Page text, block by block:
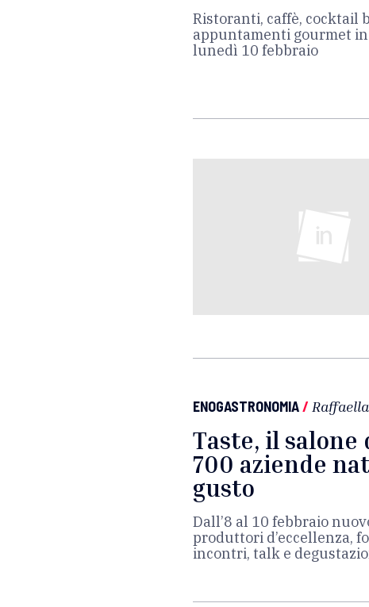
Ristoranti, caffè, cocktail
appuntamenti gourmet
lunedì 10 febbraio
ENOGASTRONOMIA/
Taste, il
700 aziende
gusto
Dall’8 al 10 febbraio
produttori d’eccellenza,
incontri, talk e